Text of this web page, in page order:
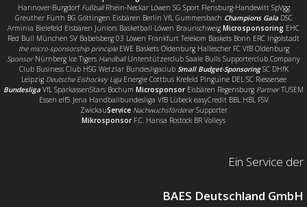
Hannover-Burgdorf FußballRhein-Neckar Löwen SG Sport Flensburg-Handewitt SpVgg
Greuther Fürth BG Göttingen Eisbären Berlin VfL Gummersbach Champions GalaDSC
Arminia Bielefeld Eisbären Juniors Basketball Löwen Braunschweig Microsponsoring EHC
Red Bull München SV Babelsberg 03 Löwen Frankfurt Telekom Baskets Bonn ERC Ingolstadt
the micro-sponsorship principleEWE Baskets Oldenburg Hallescher FC VfB Oldenburg
SponsorNürnberg Ice Tigers HandballUnterstützerclub Saale Bulls Supporterclub Company
Club Business Club HSG Wetzlar Bundesligaclub Small Budget-SponsoringSC DHfK
Leipzig Deutsche Eishockey LigaEnergie Cottbus Krefeld Pinguine DEL SC Riessersee
Bundesliga VfL SparkassenStars Bochum MicrosponsorEisbären Regensburg PartnerTUSEM
Essen elf5 Jena Handballbundesliga VfB Lübeck easyCredit BBL HBL FSV
ZwickauService NachwuchsfördererSupporter
MikrosponsorF.C. Hansa Rostock BR Volleys
Ein Service der
BAES Deutschland GmbH